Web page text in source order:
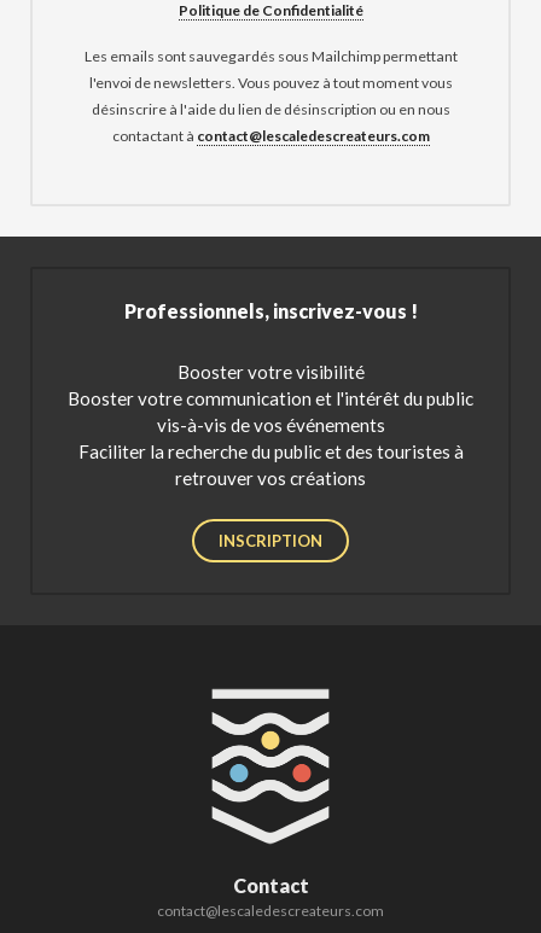
Politique de Confidentialité
Les emails sont sauvegardés sous Mailchimp permettant
l'envoi de newsletters. Vous pouvez à tout moment vous
désinscrire à l'aide du lien de désinscription ou en nous
contactant à contact@lescaledescreateurs.com
Professionnels, inscrivez-vous !
Booster votre visibilité
Booster votre communication et l'intérêt du public
vis-à-vis de vos événements
Faciliter la recherche du public et des touristes à
retrouver vos créations
INSCRIPTION
Contact
contact@lescaledescreateurs.com